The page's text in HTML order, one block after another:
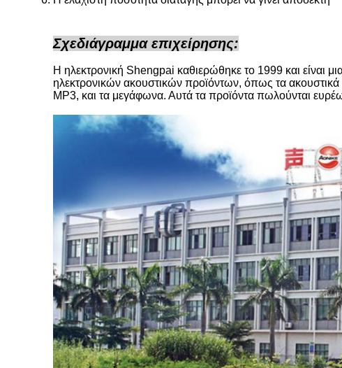
Σχεδιάγραμμα επιχείρησης:
Η ηλεκτρονική Shengpai καθιερώθηκε το 1999 και είναι
ηλεκτρονικών ακουστικών προϊόντων, όπως τα
MP3, και τα μεγάφωνα. Αυτά τα προϊόντα πωλούνται